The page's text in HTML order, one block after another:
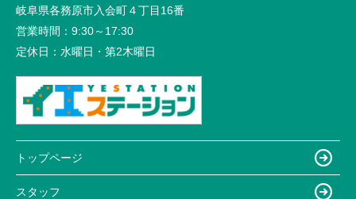
岐阜県各務原市入会町４丁目16番
営業時間： 9:30～17:30
定休日： 水曜日・第2木曜日
トップページ
スタッフ